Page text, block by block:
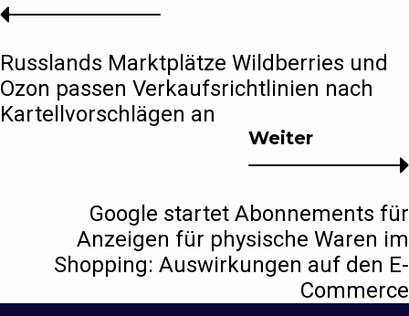
Weiter
Google startet Abonnements für
Anzeigen für physische Waren im
Shopping: Auswirkungen auf den E-
Commerce
Russlands Marktplätze Wildberries und
Ozon passen Verkaufsrichtlinien nach
Kartellvorschlägen an